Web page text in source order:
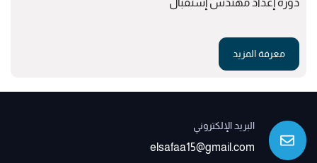
دورة إعداد مهندس إستقبال
معرفة المزيد
البريد الإلكتروني
elsafaa15@gmail.com